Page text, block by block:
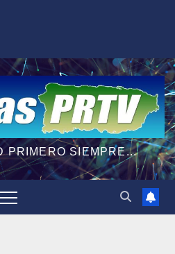
PRIMERO SIEMPRE...